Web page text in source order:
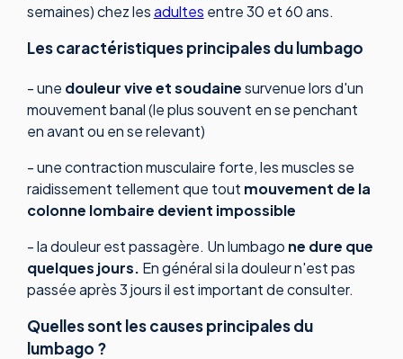
semaines) chez lesadultes entre 30 et 60 ans.
Les caractéristiques principales du lumbago
- une douleur vive et soudainesurvenue lors d'un
mouvement banal (le plus souvent en se penchant
en avant ou en se relevant)
- une contraction musculaire forte, les muscles se
raidissement tellement que tout mouvement de la
colonne lombaire devient impossible
- la douleur est passagère. Un lumbago ne dure que
quelques jours. En général si la douleur n'est pas
passée après 3 jours il est important de consulter.
Quelles sont les causes principales du
lumbago ?